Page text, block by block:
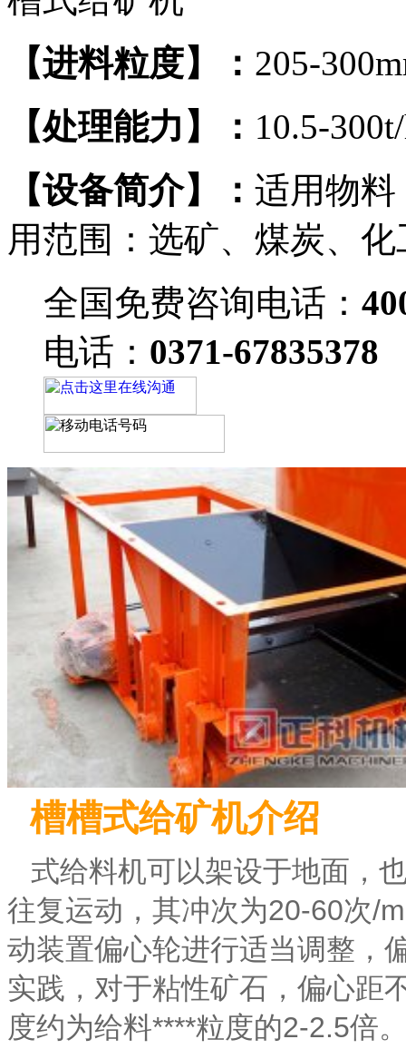
【进料粒度】： 205-
【处理能力】： 10.5-
【设备简介】： 适用物
用范围：选矿、煤炭、
全国免费咨询电话：
电话： 0371-67835378
槽槽式给矿机介绍
式给料机可以架设于地面，
往复运动，其冲次为20-60次/
动装置偏心轮进行适当调整，
实践，对于粘性矿石，偏心距
度约为给料****粒度的2-2.5倍